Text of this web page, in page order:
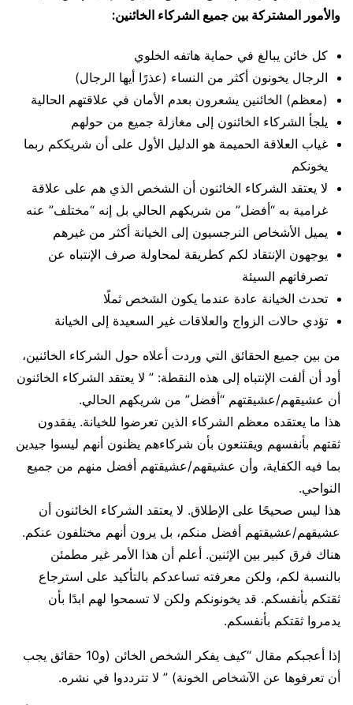
والأمور المشتركة بين جميع الشركاء الخائنين:
كل خائن يبالغ في حماية هاتفه الخلوي
الرجال يخونون أكثر من النساء (عذرًا أيها الرجال)
(معظم) الخائنين يشعرون بعدم الأمان في علاقتهم الحالية
يلجأ الشركاء الخائنون إلى مغازلة جميع من حولهم
غياب العلاقة الحميمة هو الدليل الأول على أن شريككم ربما
يخونكم
لا يعتقد الشركاء الخائنون أن الشخص الذي هم على علاقة
غرامية به “أفضل” من شريكهم الحالي بل إنه “مختلف” عنه
يميل الأشخاص النرجسيون إلى الخيانة أكثر من غيرهم
يوجهون الإنتقاد لكم كطريقة لمحاولة صرف الإنتباه عن
تصرفاتهم السيئة
تحدث الخيانة عادة عندما يكون الشخص ثملًا
تؤدي حالات الزواج والعلاقات غير السعيدة إلى الخيانة
من بين جميع الحقائق التي وردت أعلاه حول الشركاء الخائنين،
أود أن ألفت الإنتباه إلى هذه النقطة: ” لا يعتقد الشركاء الخائنون
أن عشيقهم/عشيقتهم “أفضل” من شريكهم الحالي.
هذا ما يعتقده معظم الشركاء الذين تعرضوا للخيانة. يفقدون
ثقتهم بأنفسهم ويقتنعون بأن شركاءهم يظنون أنهم ليسوا جيدين
بما فيه الكفاية، وأن عشيقهم/عشيقتهم أفضل منهم من جميع
النواحي.
هذا ليس صحيحًا على الإطلاق. لا يعتقد الشركاء الخائنون أن
عشيقهم/عشيقتهم أفضل منكم، بل يرون أنهم مختلفون عنكم.
هناك فرق كبير بين الإثنين. أعلم أن هذا الأمر غير مطمئن
بالنسبة لكم، ولكن معرفته تساعدكم بالتأكيد على استرجاع
ثقتكم بأنفسكم. قد يخونونكم ولكن لا تسمحوا لهم ابدًا بأن
يدمروا ثقتكم بأنفسكم.
إذا أعجبكم مقال “كيف يفكر الشخص الخائن (و10 حقائق يجب
أن تعرفوها عن الآشخاص الخونة) ” لا تترددوا في نشره.